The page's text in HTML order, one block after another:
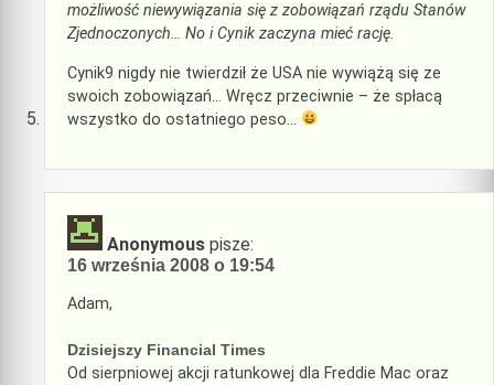
możliwość niewywiązania się z zobowiązań rządu Stanów
Zjednoczonych… No i Cynik zaczyna mieć rację.
Cynik9 nigdy nie twierdził że USA nie wywiążą się ze
swoich zobowiązań… Wręcz przeciwnie – że spłacą
wszystko do ostatniego peso…
Anonymous pisze:
16 września 2008 o 19:54
Adam,
Dzisiejszy Financial Times
Od sierpniowej akcji ratunkowej dla Freddie Mac oraz